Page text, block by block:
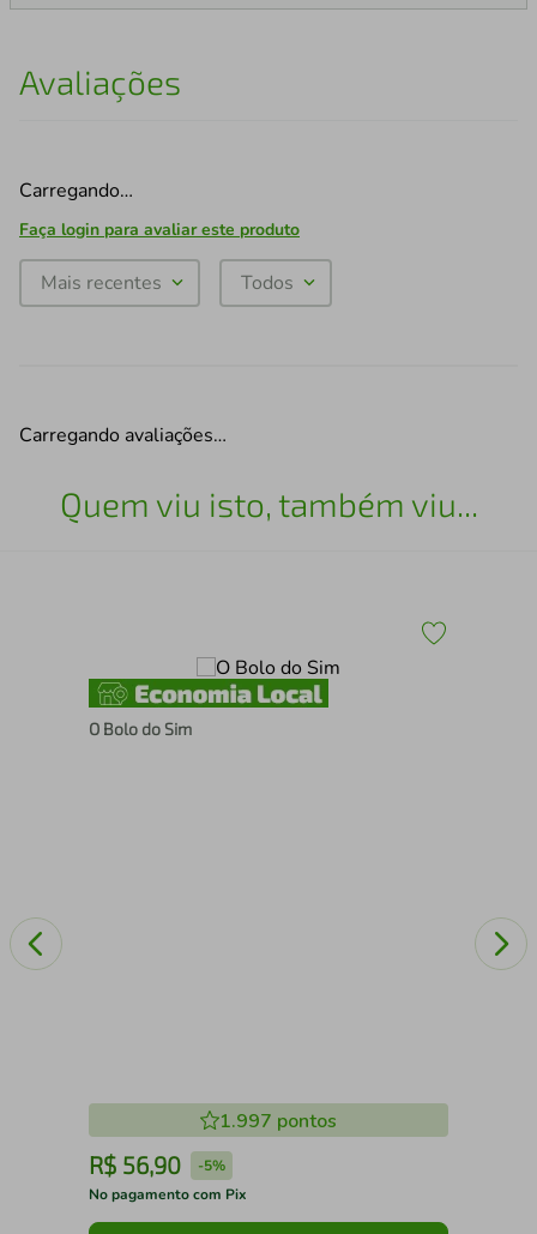
Avaliações
Carregando…
Faça login para avaliar este produto
Mais recentes Todos
Carregando avaliações…
Quem viu isto, também viu...
O Bolo do Sim
1.997 pontos
R$ 56,90 -5%
No pagamento com Pix